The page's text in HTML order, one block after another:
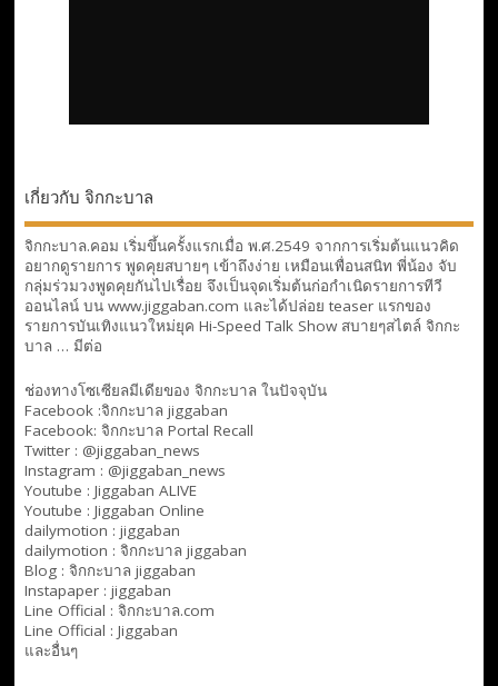
เกี่ยวกับ จิกกะบาล
จิกกะบาล.คอม เริ่มขึ้นครั้งแรกเมื่อ พ.ศ.2549 จากการเริ่มต้นแนวคิด
อยากดูรายการ พูดคุยสบายๆ เข้าถึงง่าย เหมือนเพื่อนสนิท พี่น้อง จับ
กลุ่มร่วมวงพูดคุยกันไปเรื่อย จึงเป็นจุดเริ่มต้นก่อกำเนิดรายการทีวี
ออนไลน์ บน www.jiggaban.com และได้ปล่อย teaser แรกของ
รายการบันเทิงแนวใหม่ยุค Hi-Speed Talk Show สบายๆสไตล์ จิกกะ
บาล … มีต่อ
ช่องทางโซเซียลมีเดียของ จิกกะบาล ในปัจจุบัน
Facebook :จิกกะบาล jiggaban
Facebook: จิกกะบาล Portal Recall
Twitter : @jiggaban_news
Instagram : @jiggaban_news
Youtube : Jiggaban ALIVE
Youtube : Jiggaban Online
dailymotion : jiggaban
dailymotion : จิกกะบาล jiggaban
Blog : จิกกะบาล jiggaban
Instapaper : jiggaban
Line Official : จิกกะบาล.com
Line Official : Jiggaban
และอื่นๆ